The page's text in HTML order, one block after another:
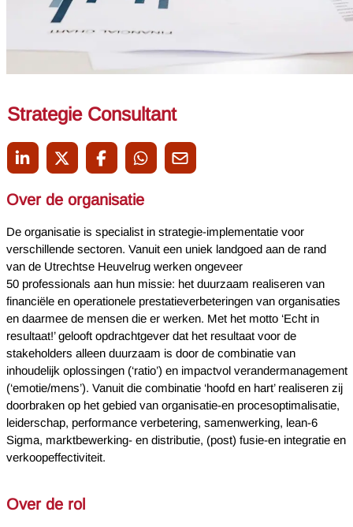
Strategie Consultant
Over de organisatie
De organisatie is specialist in strategie-implementatie voor
verschillende sectoren. Vanuit een uniek landgoed aan de rand
van de Utrechtse Heuvelrug werken ongeveer
50 professionals aan hun missie: het duurzaam realiseren van
financiële en operationele prestatieverbeteringen van organisaties
en daarmee de mensen die er werken. Met het motto ‘Echt in
resultaat!’ gelooft opdrachtgever dat het resultaat voor de
stakeholders alleen duurzaam is door de combinatie van
inhoudelijk oplossingen (‘ratio’) en impactvol verandermanagement
(‘emotie/mens’). Vanuit die combinatie ‘hoofd en hart’ realiseren zij
doorbraken op het gebied van organisatie-en procesoptimalisatie,
leiderschap, performance verbetering, samenwerking, lean-6
Sigma, marktbewerking- en distributie, (post) fusie-en integratie en
verkoopeffectiviteit.
Over de rol